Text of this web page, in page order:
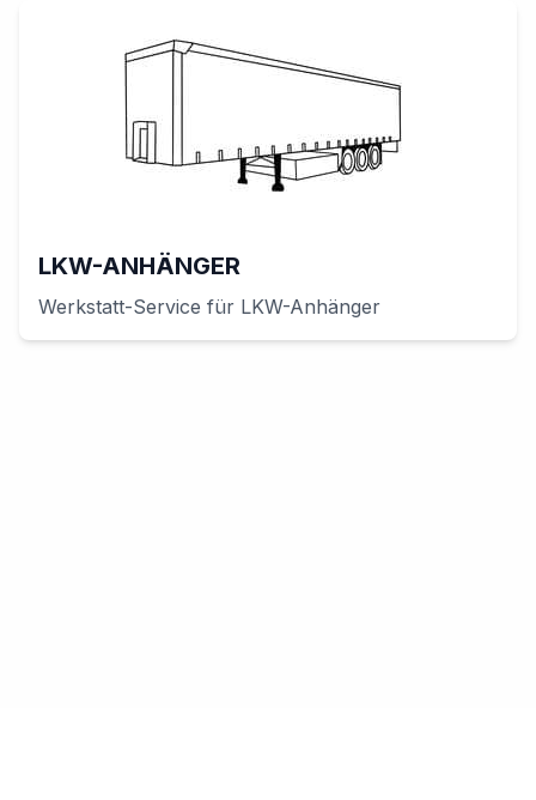
LKW-ANHÄNGER
Werkstatt-Service für LKW-Anhänger